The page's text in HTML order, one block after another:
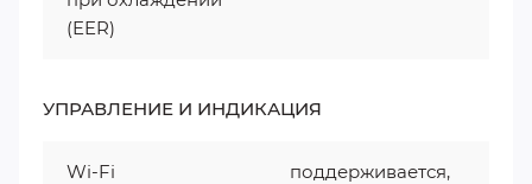
(EER)
УПРАВЛЕНИЕ И ИНДИКАЦИЯ
Wi-Fi
поддерживается,